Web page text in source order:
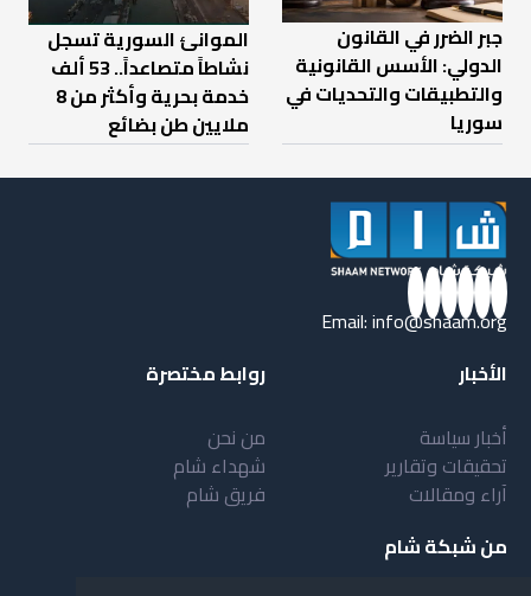
جبر الضرر في القانون
الدولي: الأسس القانونية
والتطبيقات والتحديات في
سوريا
الموانئ السورية تسجل
نشاطاً متصاعداً.. 53 ألف
خدمة بحرية وأكثر من 8
ملايين طن بضائع
Email:info@shaam.org
الأخبار
أخبار سياسة
تحقيقات وتقارير
آراء ومقالات
روابط مختصرة
من نحن
شهداء شام
فريق شام
من شبكة شام